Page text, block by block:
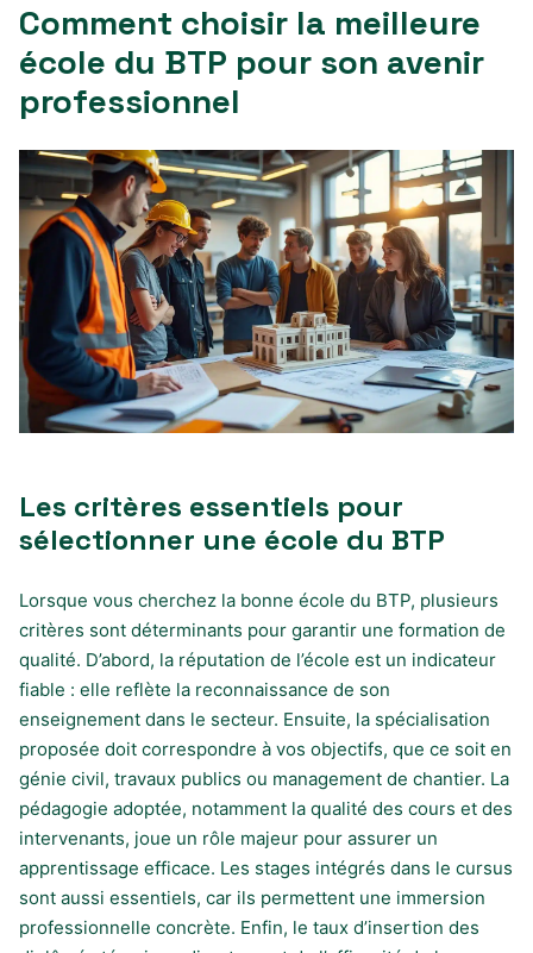
Comment choisir la meilleure
école du BTP pour son avenir
professionnel
Les critères essentiels pour
sélectionner une école du BTP
Lorsque vous cherchez la bonne école du BTP, plusieurs
critères sont déterminants pour garantir une formation de
qualité. D’abord, la réputation de l’école est un indicateur
fiable : elle reflète la reconnaissance de son
enseignement dans le secteur. Ensuite, la spécialisation
proposée doit correspondre à vos objectifs, que ce soit en
génie civil, travaux publics ou management de chantier. La
pédagogie adoptée, notamment la qualité des cours et des
intervenants, joue un rôle majeur pour assurer un
apprentissage efficace. Les stages intégrés dans le cursus
sont aussi essentiels, car ils permettent une immersion
professionnelle concrète. Enfin, le taux d’insertion des